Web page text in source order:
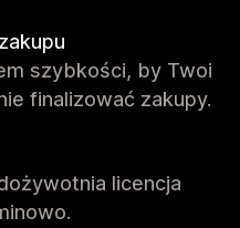
szybkości, by Twoi
finalizować zakupy.
licencja